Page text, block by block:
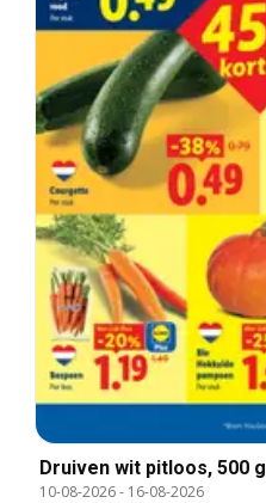
Druiven wit pitloos, 500 g
10-08-2026- 16-08-2026